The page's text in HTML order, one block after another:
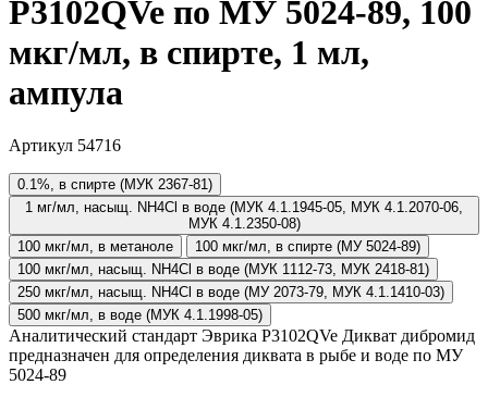
P3102QVe по МУ 5024-89, 100
мкг/мл, в спирте, 1 мл,
ампула
Артикул 54716
0.1%, в спирте (МУК 2367-81)
1 мг/мл, насыщ. NH4Cl в воде (МУК 4.1.1945-05, МУК 4.1.2070-06,
МУК 4.1.2350-08)
100 мкг/мл, в метаноле
100 мкг/мл, в спирте (МУ 5024-89)
100 мкг/мл, насыщ. NH4Cl в воде (МУК 1112-73, МУК 2418-81)
250 мкг/мл, насыщ. NH4Cl в воде (МУ 2073-79, МУК 4.1.1410-03)
500 мкг/мл, в воде (МУК 4.1.1998-05)
Аналитический стандарт Эврика P3102QVe Дикват дибромид
предназначен для определения диквата в рыбе и воде по МУ
5024-89